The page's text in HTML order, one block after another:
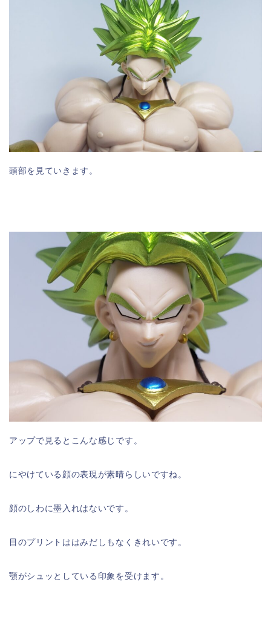
頭部を見ていきます。
アップで見るとこんな感じです。
にやけている顔の表現が素晴らしいですね。
顔のしわに墨入れはないです。
目のプリントははみだしもなくきれいです。
顎がシュッとしている印象を受けます。